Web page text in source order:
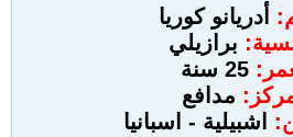
أدريانو كوريا
برازيلي
25 سنة
مدافع
اشبيلية - اسبانيا